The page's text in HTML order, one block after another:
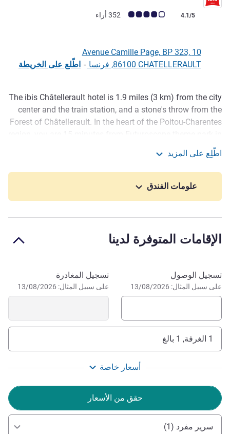
ملاحظة أراء العملاء (رأي ALL)
4.1/5 352 أراء
10 Avenue Camille Page, BP 323,
86100 CHATELLERAULT, فرنسا
- اطّلع على الخريطة
الوصف
The ibis Châtellerault hotel is 1.9 miles (3 km) from the city
center and the train station, and a stone's throw from the
Forest of Châtellerault. In the heart of the Poitou-Charentes
Poitiers and La Roche-Posay casino, and 30 minutes from
Chinon. The hotel offers 71 air-conditioned rooms and 3
meeting rooms. Close to a free public car park, it boasts a
restaurant, a 24-hour bar with a terrace and WIFI for guests
1 min from the Châtellerault forest and fitness trail. 15 min
Roche Posay. 30 min from Chinon, Bourgueuil and
اطّلِع على المزيد
علومات الفندق
الإقامات المتوفرة لدينا
احجز في هذا الفندق
تسجيل الوصول
على سبيل المثال: 13/08/2026
تسجيل المغادرة
على سبيل المثال: 13/08/2026
1 الغرفة, 1 بالغ
أسعار خاصة
حقق من الأسعار
سرير مفرد (1)